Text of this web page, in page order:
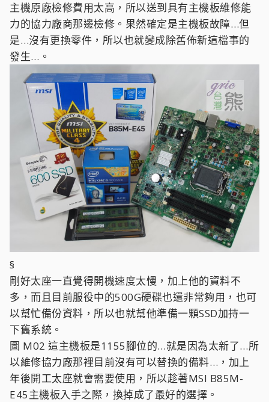
主機原廠檢修費用太高，所以送到具有主機板維修能
力的協力廠商那邊檢修。果然確定是主機板故障…但
是…沒有更換零件，所以也就變成除舊佈新這檔事的
發生…。
§
剛好太座一直覺得開機速度太慢，加上他的資料不
多，而且目前服役中的500G硬碟也還非常夠用，也可
以幫忙備份資料，所以也就幫他準備一顆SSD加持一
下舊系統。
圖 M02 這主機板是1155腳位的…就是因為太新了…所
以維修協力廠那裡目前沒有可以替換的備料…，加上
年後開工太座就會需要使用，所以趁著MSI B85M-
E45主機板入手之際，換掉成了最好的選擇。